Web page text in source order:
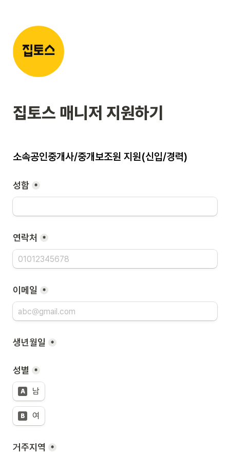
집토스 매니저 지원하기
소속공인중개사/중개보조원 지원(신입/경력)
성함 *
연락처 *
이메일 *
생년월일 *
성별 *
A 남
B 여
거주지역 *